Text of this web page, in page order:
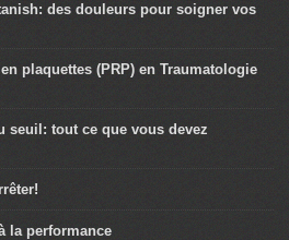
des douleurs pour soigner vos
plaquettes (PRP) en Traumatologie
seuil: tout ce que vous devez
la performance